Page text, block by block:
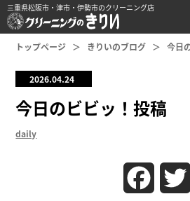
三重県松阪市・津市・伊勢市のクリーニング店
トップページ きりいのブログ 今日
2026.04.24
今日のビビッ！投稿
daily